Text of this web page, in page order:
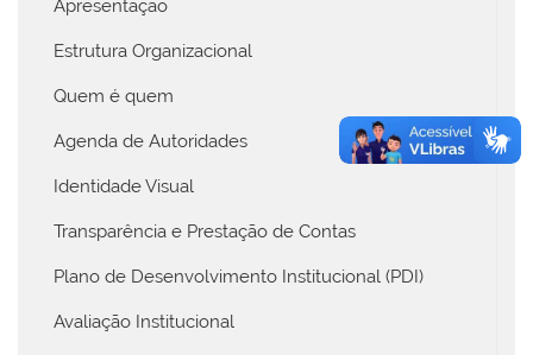
Apresentação
Estrutura Organizacional
Quem é quem
Agenda de Autoridades
Identidade Visual
Transparência e Prestação de Contas
Plano de Desenvolvimento Institucional (PDI)
Avaliação Institucional